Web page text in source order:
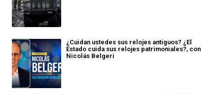
¿Cuidan ustedes sus relojes antiguos? ¿El
Estado cuida sus relojes patrimoniales?, con
Nicolás Belgeri